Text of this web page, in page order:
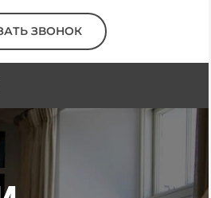
ЗВОНОК